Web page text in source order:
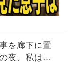
を廊下に置
夜、私は黙